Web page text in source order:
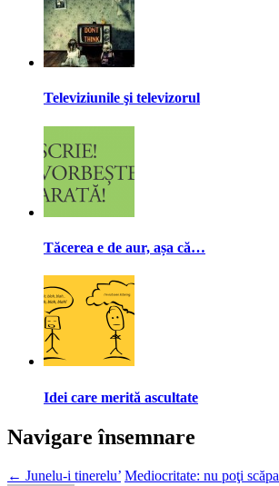
Televiziunile şi televizorul
Tăcerea e de aur, așa că…
Idei care merită ascultate
Navigare însemnare
← Junelu-i tinerelu’ Mediocritate: nu poţi scăpa